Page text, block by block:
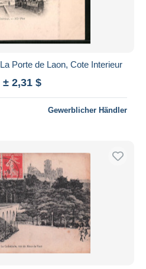
Porte de Laon, Cote Interieur
± 2,31 $
Gewerblicher Händler